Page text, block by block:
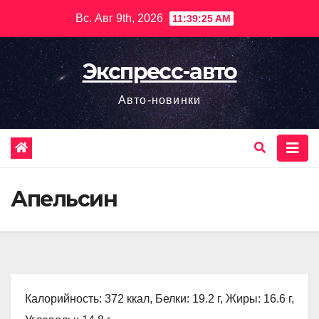
содержимому
Вс. Авг 9th, 2026 11:39:26 AM
Экспресс-авто
Авто-новинки
Апельсин
Калорийность: 372 ккал, Белки: 19.2 г, Жиры: 16.6 г,